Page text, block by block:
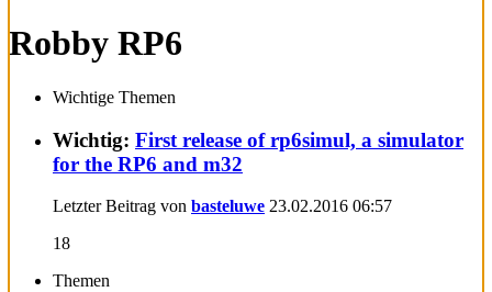
Robby RP6
Wichtige Themen
Wichtig: First release of rp6simul, a simulator
for the RP6 and m32
Letzter Beitrag von basteluwe 23.02.2016 06:57
18
Themen